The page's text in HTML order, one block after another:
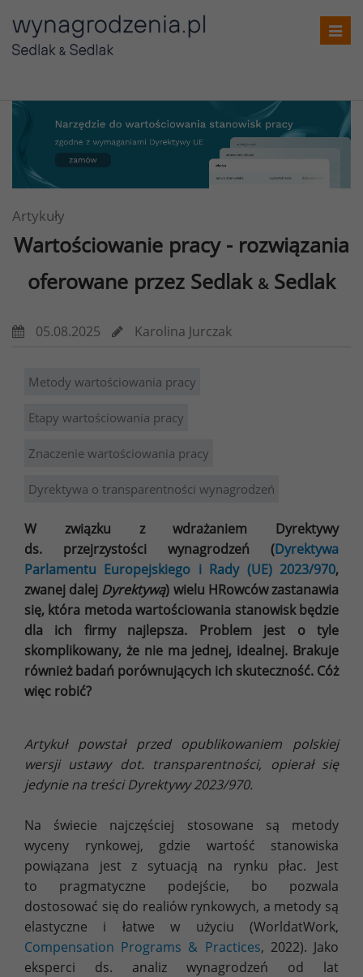
Artykuły
Wartościowanie pracy - rozwiązania
oferowane przez Sedlak & Sedlak
05.08.2025 Karolina Jurczak
Metody wartościowania pracy
Etapy wartościowania pracy
Znaczenie wartościowania pracy
Dyrektywa o transparentności wynagrodzeń
W związku z wdrażaniem Dyrektywy
ds. przejrzystości wynagrodzeń (Dyrektywa
Parlamentu Europejskiego i Rady (UE) 2023/970,
zwanej dalej Dyrektywą) wielu HRowców zastanawia
się, która metoda wartościowania stanowisk będzie
dla ich firmy najlepsza. Problem jest o tyle
skomplikowany, że nie ma jednej, idealnej. Brakuje
również badań porównujących ich skuteczność. Cóż
więc robić?
Artykuł powstał przed opublikowaniem polskiej
wersji ustawy dot. transparentności, opierał się
jedynie na treści Dyrektywy 2023/970.
Na świecie najczęściej stosowane są metody
wyceny rynkowej, gdzie wartość stanowiska
powiązana jest z sytuacją na rynku płac. Jest
to pragmatyczne podejście, bo pozwala
dostosować się do realiów rynkowych, a metody są
elastyczne i łatwe w użyciu (WorldatWork,
Compensation Programs & Practices, 2022). Jako
eksperci ds. analiz wynagrodzeń od lat